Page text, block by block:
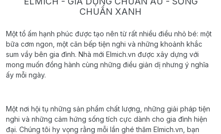
CHUẨN XANH
Một tổ ấm hạnh phúc được tạo nên từ rất nhiều điều nhỏ bé: một
bữa cơm ngon, một căn bếp tiện nghi và những khoảnh khắc
sum vầy bên gia đình. Nhà mới Elmich.vn được xây dựng với
mong muốn đồng hành cùng những điều giản dị nhưng ý nghĩa
ấy mỗi ngày.
Một nơi hội tụ những sản phẩm chất lượng, những giải pháp tiện
nghi và những cảm hứng sống tích cực dành cho gia đình hiện
đại. Chúng tôi hy vọng rằng mỗi lần ghé thăm Elmich.vn, bạn